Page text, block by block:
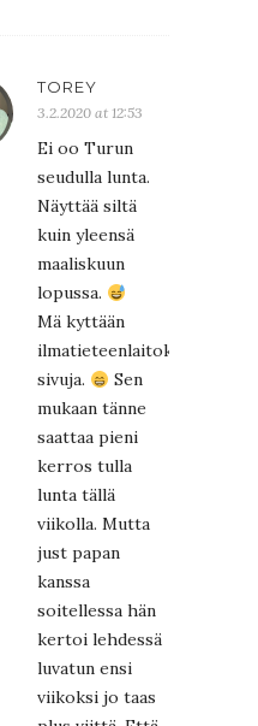
TOREY
3.2.2020 at 12:53
Ei oo Turun
seudulla lunta.
Näyttää siltä
kuin yleensä
maaliskuun
lopussa.
Mä kyttään
ilmatieteenlaitoksen
sivuja.
Sen
mukaan tänne
saattaa pieni
kerros tulla
lunta tällä
viikolla. Mutta
just papan
kanssa
soitellessa hän
kertoi lehdessä
luvatun ensi
viikoksi jo taas